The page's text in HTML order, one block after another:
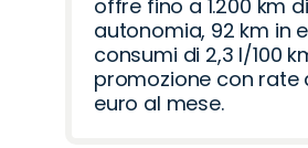
offre fino a 1.200 km di
autonomia, 92 km in
consumi di 2,3 l/100
promozione con rate
euro al mese.